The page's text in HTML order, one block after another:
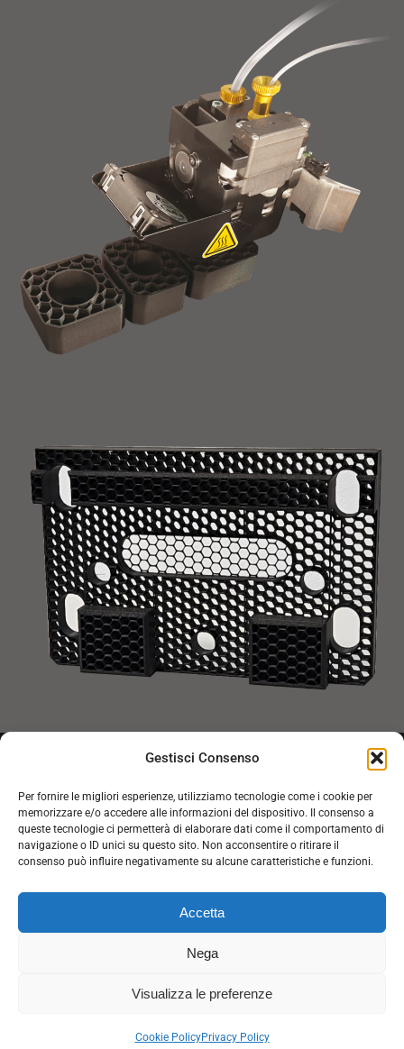
Gestisci Consenso
Per fornire le migliori esperienze, utilizziamo tecnologie come i cookie per
memorizzare e/o accedere alle informazioni del dispositivo. Il consenso a
queste tecnologie ci permetterà di elaborare dati come il comportamento di
navigazione o ID unici su questo sito. Non acconsentire o ritirare il
consenso può influire negativamente su alcune caratteristiche e funzioni.
Accetta
Nega
Visualizza le preferenze
Cookie PolicyPrivacy Policy
Inviaci la tua richiesta tecnica. Un
nostro esperto ti contatterà a breve.
CLICCA QUI
36073 Tel. 0445.446290 | Fax 0445.459217 | P.IVA e C.F. 02813530249